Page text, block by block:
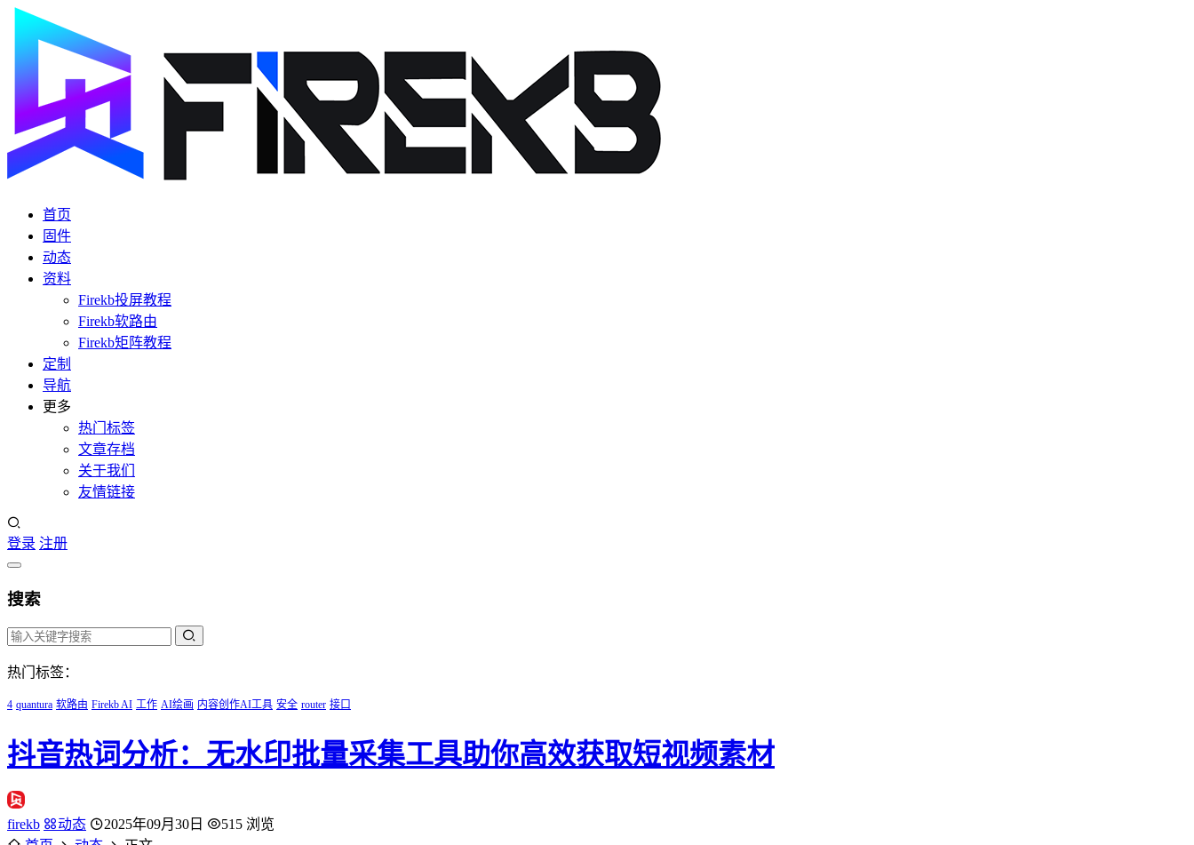
首页
固件
动态
资料
Firekb投屏教程
Firekb软路由
Firekb矩阵教程
定制
导航
更多
热门标签
文章存档
关于我们
友情链接
登录 注册
搜索
热门标签：
4 quantura 软路由 Firekb AI 工作 AI绘画 内容创作AI工具 安全 router 接口
抖音热词分析：无水印批量采集工具助你高效获取短视频素材
firekb 动态 2025年09月30日
515 浏览